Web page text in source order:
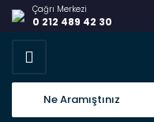
Çağrı Merkezi
0 212 489 42 30